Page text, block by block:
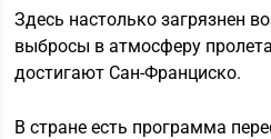
Здесь настолько загрязнен
выбросы в атмосферу
достигают Сан-Франциско.
В стране есть программа